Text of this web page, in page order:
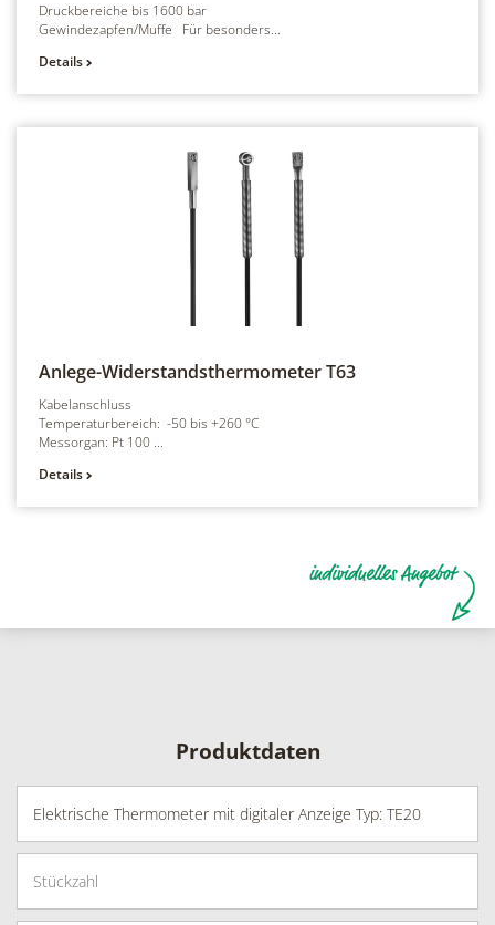
Druckbereiche bis 1600 bar
Gewindezapfen/Muffe Für besonders...
Details
Anlege-WiderstandsthermometerT63
Kabelanschluss
Temperaturbereich: -50 bis +260 °C
Messorgan: Pt 100 ...
Details
Produktdaten